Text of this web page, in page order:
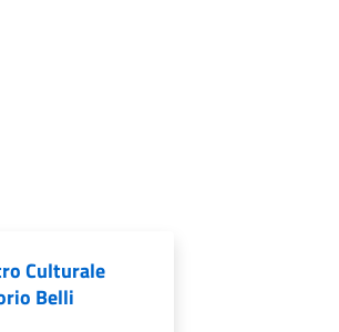
Culturale
Belli